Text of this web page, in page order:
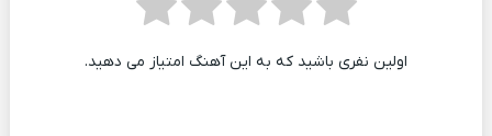
اولین نفری باشید که به این آهنگ امتیاز می دهید.